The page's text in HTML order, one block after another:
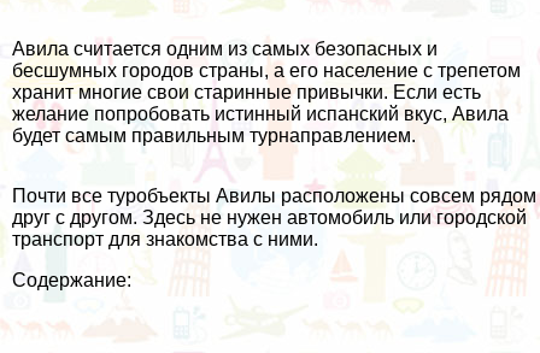
Авила считается одним из самых безопасных и
бесшумных городов страны, а его население с трепетом
хранит многие свои старинные привычки. Если есть
желание попробовать истинный испанский вкус, Авила
будет самым правильным турнаправлением.
Почти все туробъекты Авилы расположены совсем рядом
друг с другом. Здесь не нужен автомобиль или городской
транспорт для знакомства с ними.
Содержание: